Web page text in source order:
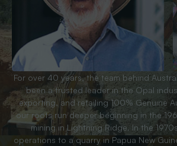
For over 40 years, the team behind
been a trusted leader in the Opal
exporting, and retailing 100% Genuine
our roots run deeper beginning in the
mining in Lightning Ridge. In the
operations to a quarry in Papua New